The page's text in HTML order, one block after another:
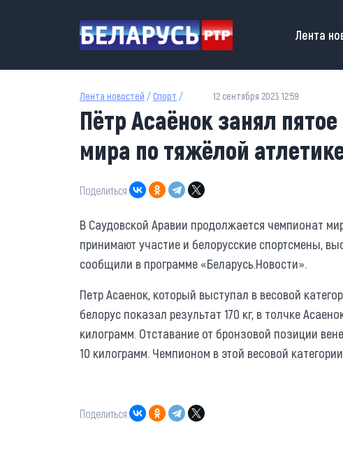
Main
Лента
Лента новостей / Спорт / 12 сентября 2023 12:59
Пётр Асаёнок занял
мира по тяжёлой
Поделиться:
В Саудовской Аравии продолжается чемпионат
принимают участие и белорусские спортсмены,
сообщили в программе «Беларусь.Новости».
Петр Асаенок, который выступал в весовой
белорус показал результат 170 кг, в толчке
килограмм. Отставание от бронзовой позиции
10 килограмм. Чемпионом в этой весовой
Поделиться: